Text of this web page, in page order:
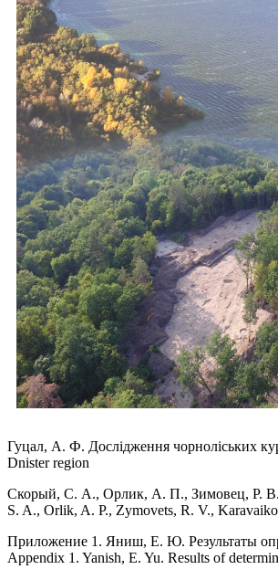
Гуцал, А. Ф. Дослідження чорноліських
Dnister region
Скорый, С. А., Орлик, А. П., Зимовец, Р.
S. A., Orlik, A. P., Zymovets, R. V.,
Приложение 1. Яниш, Е. Ю. Результаты
Appendix 1. Yanish, E. Yu. Results of